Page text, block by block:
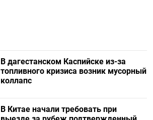
В дагестанском Каспийске из-за
топливного кризиса возник мусорный
коллапс
В Китае начали требовать при